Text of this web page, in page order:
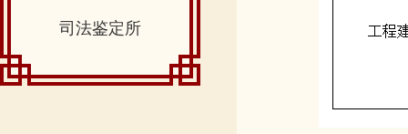
司法鉴定所